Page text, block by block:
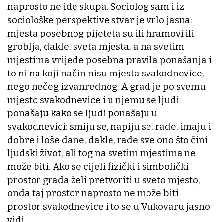
naprosto ne ide skupa. Sociolog sam i iz
sociološke perspektive stvar je vrlo jasna:
mjesta posebnog pijeteta su ili hramovi ili
groblja, dakle, sveta mjesta, a na svetim
mjestima vrijede posebna pravila ponašanja i
to ni na koji način nisu mjesta svakodnevice,
nego nečeg izvanrednog. A grad je po svemu
mjesto svakodnevice i u njemu se ljudi
ponašaju kako se ljudi ponašaju u
svakodnevici: smiju se, napiju se, rade, imaju i
dobre i loše dane, dakle, rade sve ono što čini
ljudski život, ali tog na svetim mjestima ne
može biti. Ako se cijeli fizički i simbolički
prostor grada želi pretvoriti u sveto mjesto,
onda taj prostor naprosto ne može biti
prostor svakodnevice i to se u Vukovaru jasno